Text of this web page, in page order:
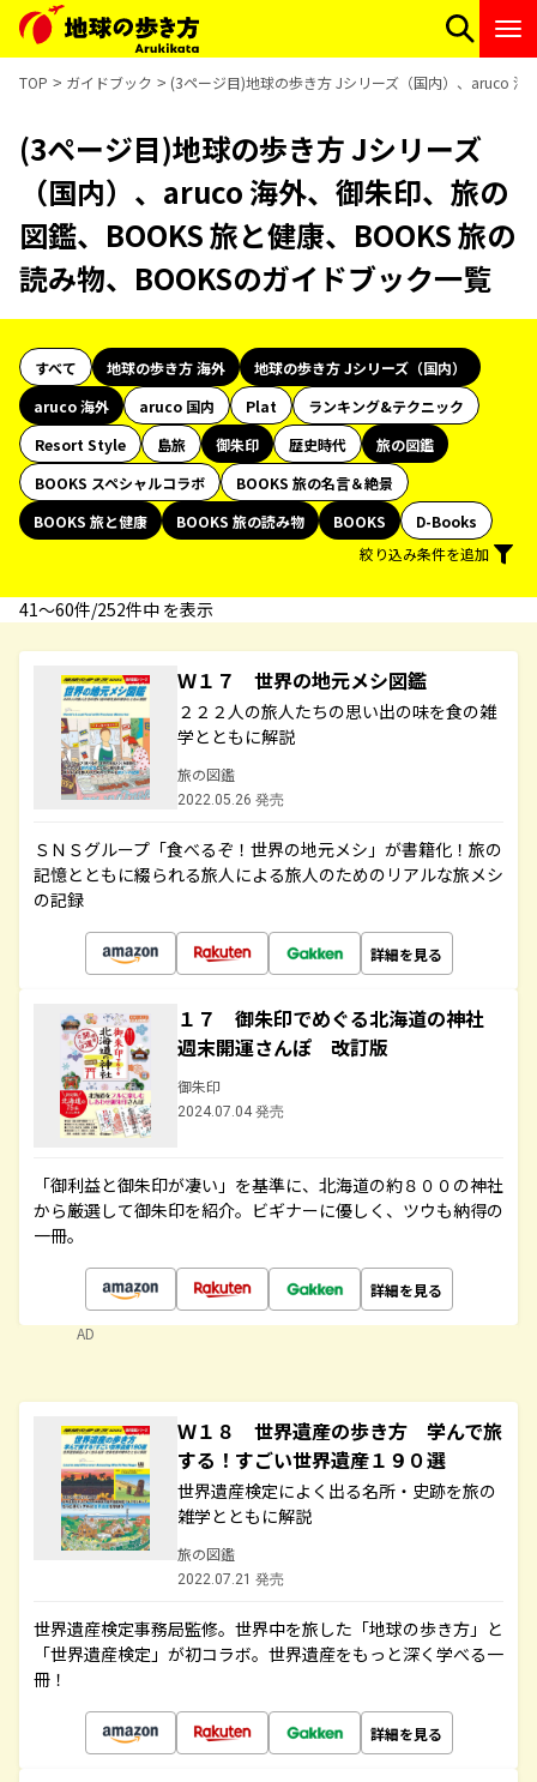
TOP ガイドブック (3ページ目)地球の歩き方 Jシリーズ（国内）、aruco 海
(3ページ目)地球の歩き方 Jシリーズ
（国内）、aruco 海外、御朱印、旅の
図鑑、BOOKS 旅と健康、BOOKS 旅の
読み物、BOOKSのガイドブック一覧
すべて 地球の歩き方 海外
地球の歩き方 Jシリーズ（国内）
aruco 海外
aruco 国内 Plat
ランキング&テクニック
Resort Style
島旅 御朱印 歴史時代
旅の図鑑
BOOKS スペシャルコラボ
BOOKS 旅の名言＆絶景
BOOKS 旅と健康
BOOKS 旅の読み物 BOOKS
D-Books
絞り込み条件を追加
41〜60件/252件中 を表示
Ｗ１７ 世界の地元メシ図鑑
２２２人の旅人たちの思い出の味を食の雑
学とともに解説
旅の図鑑
2022.05.26 発売
ＳＮＳグループ「食べるぞ！世界の地元メシ」が書籍化！旅の
記憶とともに綴られる旅人による旅人のためのリアルな旅メシ
の記録
詳細を見る
１７ 御朱印でめぐる北海道の神社
週末開運さんぽ 改訂版
御朱印
2024.07.04 発売
「御利益と御朱印が凄い」を基準に、北海道の約８００の神社
から厳選して御朱印を紹介。ビギナーに優しく、ツウも納得の
一冊。
詳細を見る
AD
Ｗ１８ 世界遺産の歩き方 学んで旅
する！すごい世界遺産１９０選
世界遺産検定によく出る名所・史跡を旅の
雑学とともに解説
旅の図鑑
2022.07.21 発売
世界遺産検定事務局監修。世界中を旅した「地球の歩き方」と
「世界遺産検定」が初コラボ。世界遺産をもっと深く学べる一
冊！
詳細を見る